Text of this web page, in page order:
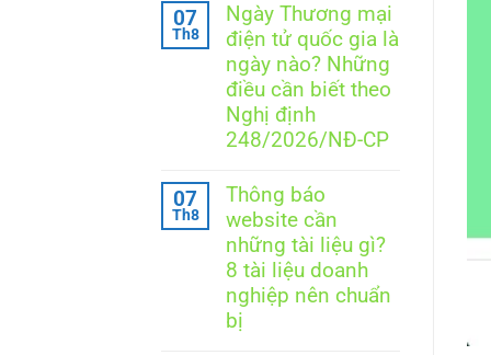
07
Th8
Ngày Thương mại
điện tử quốc gia là
ngày nào? Những
điều cần biết theo
Nghị định
248/2026/NĐ-CP
có
bình
luận
Ngày
Thương
mại
điện
tử
07
Th8
Thông báo
website cần
những tài liệu gì?
8 tài liệu doanh
nghiệp nên chuẩn
bị